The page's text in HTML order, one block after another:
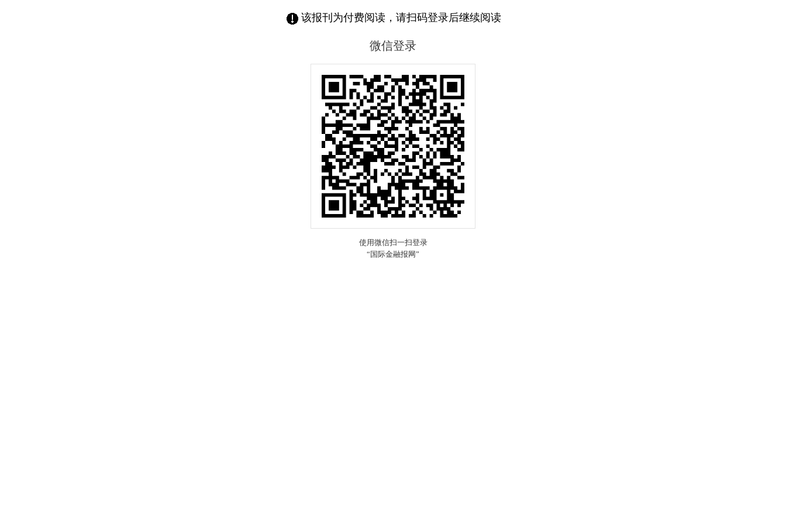
该报刊为付费阅读，请扫码登录后继续阅读